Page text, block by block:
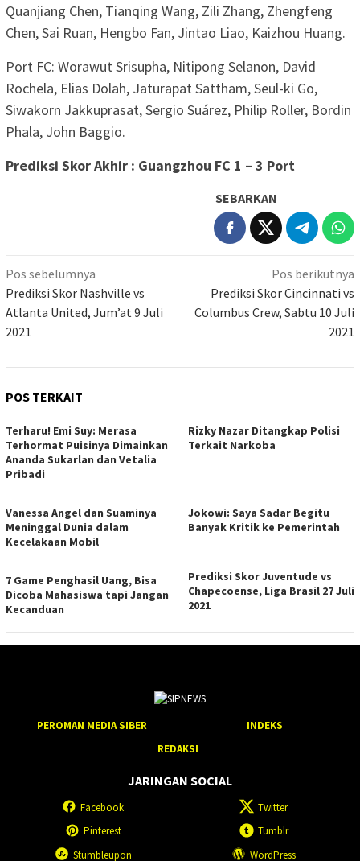
Quanjiang Chen, Tianqing Wang, Zili Zhang, Zhengfeng
Chen, Sai Ruan, Hengbo Fan, Jintao Liao, Kaizhou Huang.
Port FC: Worawut Srisupha, Nitipong Selanon, David
Rochela, Elias Dolah, Jaturapat Sattham, Seul-ki Go,
Siwakorn Jakkuprasat, Sergio Suárez, Philip Roller, Bordin
Phala, John Baggio.
Prediksi Skor Akhir : Guangzhou FC 1 – 3 Port
SEBARKAN
Navigasi
pos
Pos sebelumnya
Prediksi Skor Nashville vs
Atlanta United, Jum’at 9 Juli
2021
Pos berikutnya
Prediksi Skor Cincinnati vs
Columbus Crew, Sabtu 10 Juli
2021
POS TERKAIT
Terharu! Emi Suy: Merasa
Terhormat Puisinya Dimainkan
Ananda Sukarlan dan Vetalia
Pribadi
Rizky Nazar Ditangkap Polisi
Terkait Narkoba
Vanessa Angel dan Suaminya
Meninggal Dunia dalam
Kecelakaan Mobil
Jokowi: Saya Sadar Begitu
Banyak Kritik ke Pemerintah
7 Game Penghasil Uang, Bisa
Dicoba Mahasiswa tapi Jangan
Kecanduan
Prediksi Skor Juventude vs
Chapecoense, Liga Brasil 27 Juli
2021
PEROMAN MEDIA SIBER
INDEKS
REDAKSI
JARINGAN SOCIAL
Facebook
Twitter
Pinterest
Tumblr
Stumbleupon
WordPress